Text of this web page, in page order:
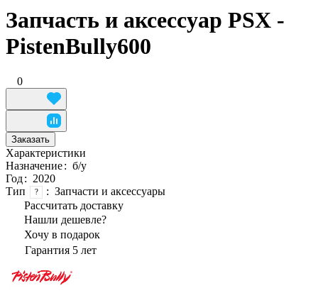
Запчасть и аксессуар PSX -
PistenBully600
0
Заказать
Характеристики
Назначение: б/у
Год: 2020
Тип
? : Запчасти и аксессуары
Рассчитать доставку
Нашли дешевле?
Хочу в подарок
Гарантия 5 лет